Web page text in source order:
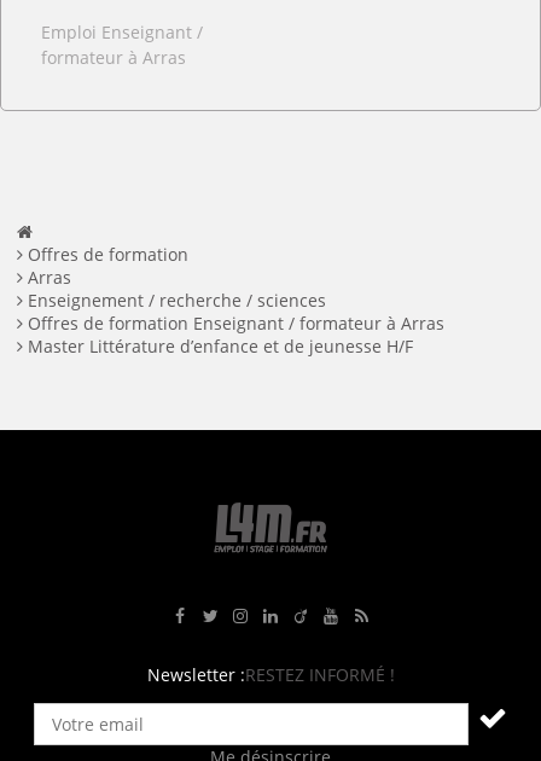
Emploi Enseignant /
formateur à Arras
Offres de formation
Arras
Enseignement / recherche / sciences
Offres de formation Enseignant / formateur à Arras
Master Littérature d’enfance et de jeunesse H/F
Newsletter :RESTEZ INFORMÉ !